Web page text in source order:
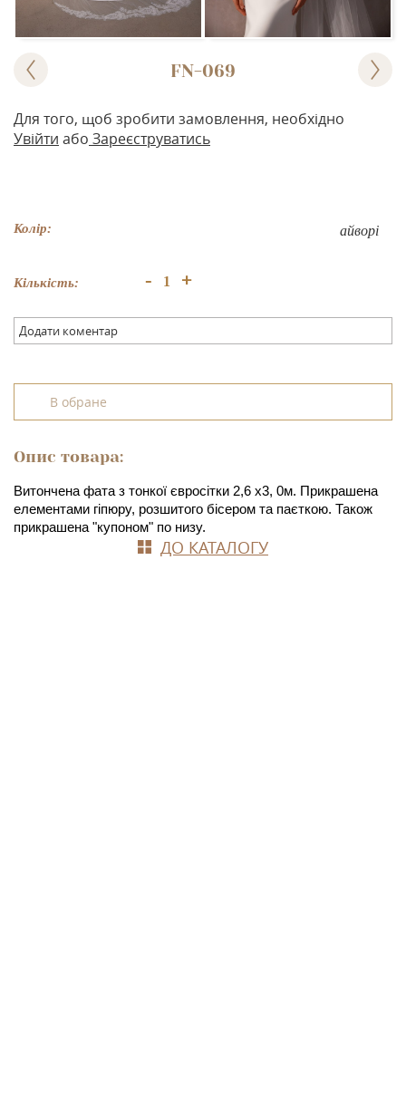
FN-069
Для того, щоб зробити замовлення, необхідно
Увійти або Зареєструватись
Колір: айворі
Кількість: - +
Додати коментар
В обране
Опис товара:
Витончена фата з тонкої євросітки 2,6 х3, 0м. Прикрашена
елементами гіпюру, розшитого бісером та паєткою. Також
прикрашена "купоном" по низу.
ДО КАТАЛОГУ